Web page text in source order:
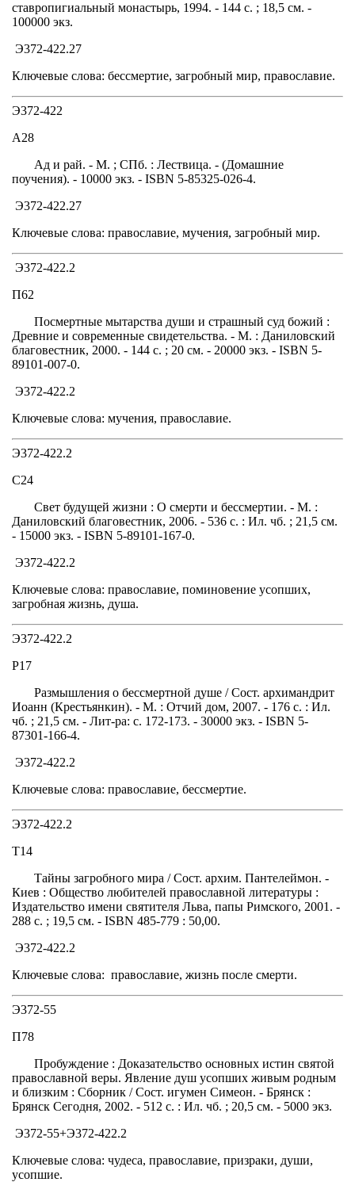
ставропигиальный монастырь, 1994. - 144 с. ; 18,5 см. -
100000 экз.
Э372-422.27
Ключевые слова: бессмертие, загробный мир, православие.
Э372-422
А28
Ад и рай. - М. ; СПб. : Лествица. - (Домашние
поучения). - 10000 экз. - ISBN 5-85325-026-4.
Э372-422.27
Ключевые слова: православие, мучения, загробный мир.
Э372-422.2
П62
Посмертные мытарства души и страшный суд божий :
Древние и современные свидетельства. - М. : Даниловский
благовестник, 2000. - 144 с. ; 20 см. - 20000 экз. - ISBN 5-
89101-007-0.
Э372-422.2
Ключевые слова: мучения, православие.
Э372-422.2
С24
Свет будущей жизни : О смерти и бессмертии. - М. :
Даниловский благовестник, 2006. - 536 с. : Ил. чб. ; 21,5 см.
- 15000 экз. - ISBN 5-89101-167-0.
Э372-422.2
Ключевые слова: православие, поминовение усопших,
загробная жизнь, душа.
Э372-422.2
Р17
Размышления о бессмертной душе / Сост. архимандрит
Иоанн (Крестьянкин). - М. : Отчий дом, 2007. - 176 с. : Ил.
чб. ; 21,5 см. - Лит-ра: с. 172-173. - 30000 экз. - ISBN 5-
87301-166-4.
Э372-422.2
Ключевые слова: православие, бессмертие.
Э372-422.2
Т14
Тайны загробного мира / Сост. архим. Пантелеймон. -
Киев : Общество любителей православной литературы :
Издательство имени святителя Льва, папы Римского, 2001. -
288 с. ; 19,5 см. - ISBN 485-779 : 50,00.
Э372-422.2
Ключевые слова: православие, жизнь после смерти.
Э372-55
П78
Пробуждение : Доказательство основных истин святой
православной веры. Явление душ усопших живым родным
и близким : Сборник / Сост. игумен Симеон. - Брянск :
Брянск Сегодня, 2002. - 512 с. : Ил. чб. ; 20,5 см. - 5000 экз.
Э372-55+Э372-422.2
Ключевые слова: чудеса, православие, призраки, души,
усопшие.